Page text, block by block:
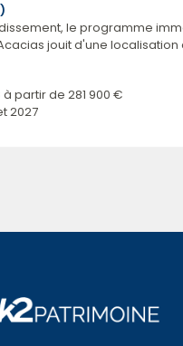
le programme
jouit d'une localisation
à partir de 281 900 €
2027